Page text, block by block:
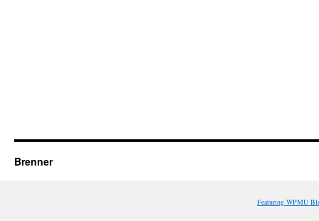
Brenner
Featuring WPMU